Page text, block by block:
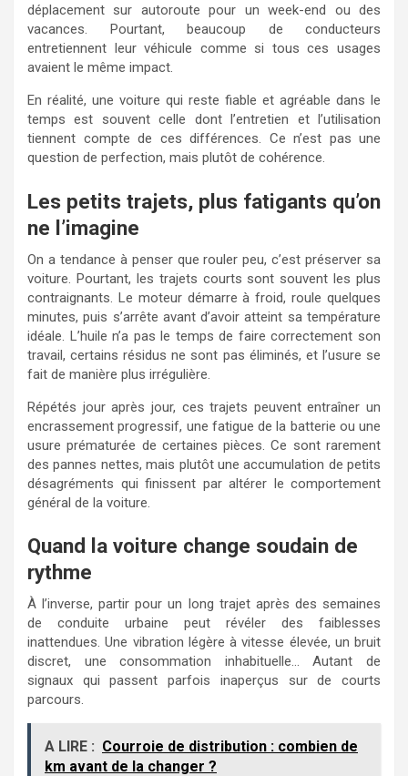
déplacement sur autoroute pour un week-end ou des
vacances. Pourtant, beaucoup de conducteurs
entretiennent leur véhicule comme si tous ces usages
avaient le même impact.
En réalité, une voiture qui reste fiable et agréable dans le
temps est souvent celle dont l’entretien et l’utilisation
tiennent compte de ces différences. Ce n’est pas une
question de perfection, mais plutôt de cohérence.
Les petits trajets, plus fatigants qu’on
ne l’imagine
On a tendance à penser que rouler peu, c’est préserver sa
voiture. Pourtant, les trajets courts sont souvent les plus
contraignants. Le moteur démarre à froid, roule quelques
minutes, puis s’arrête avant d’avoir atteint sa température
idéale. L’huile n’a pas le temps de faire correctement son
travail, certains résidus ne sont pas éliminés, et l’usure se
fait de manière plus irrégulière.
Répétés jour après jour, ces trajets peuvent entraîner un
encrassement progressif, une fatigue de la batterie ou une
usure prématurée de certaines pièces. Ce sont rarement
des pannes nettes, mais plutôt une accumulation de petits
désagréments qui finissent par altérer le comportement
général de la voiture.
Quand la voiture change soudain de
rythme
À l’inverse, partir pour un long trajet après des semaines
de conduite urbaine peut révéler des faiblesses
inattendues. Une vibration légère à vitesse élevée, un bruit
discret, une consommation inhabituelle… Autant de
signaux qui passent parfois inaperçus sur de courts
parcours.
A LIRE : Courroie de distribution : combien de
km avant de la changer ?